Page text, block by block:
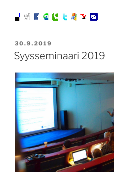
JULKAISTU
30.9.2019
Syysseminaari 2019